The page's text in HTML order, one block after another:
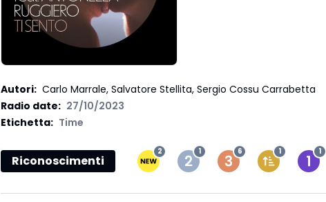
Autori: Carlo Marrale, Salvatore Stellita, Sergio Cossu Carrabetta
Radio date: 27/10/2023
Etichetta: Time
Riconoscimenti
2 1 6 1 1